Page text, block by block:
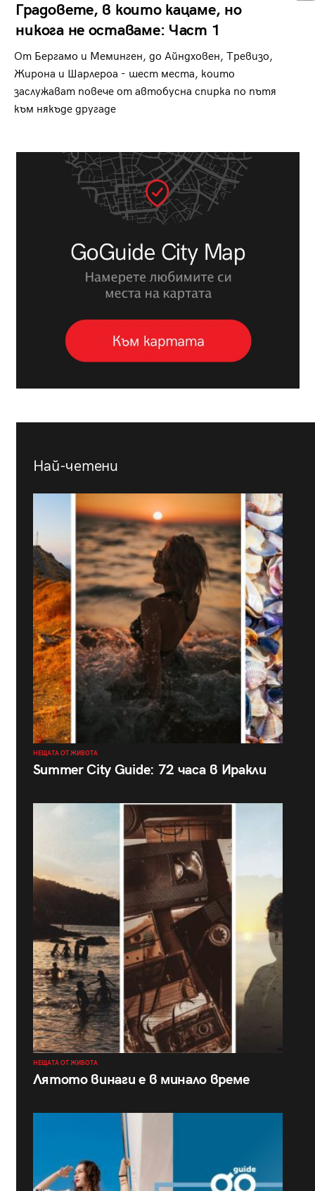
Градовете, в които кацаме, но
никога не оставаме: Част 1
От Бергамо и Меминген, до Айндховен, Тревизо,
Жирона и Шарлероа - шест места, които
заслужават повече от автобусна спирка по пътя
към някъде другаде
Най-четени
НЕЩАТА ОТ ЖИВОТА
Summer City Guide: 72 часа в Иракли
НЕЩАТА ОТ ЖИВОТА
Лятото винаги е в минало време